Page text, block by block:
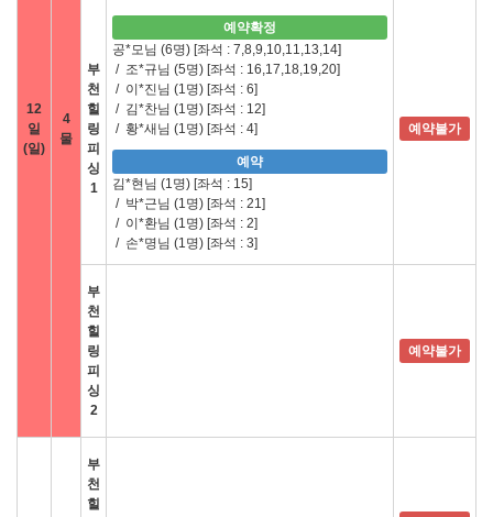
12
일
(일)
4
물
부
천
힐
링
피
싱
1
예약확정
공*모님 (6명) [좌석 : 7,8,9,10,11,13,14]
/ 조*규님 (5명) [좌석 : 16,17,18,19,20]
/ 이*진님 (1명) [좌석 : 6]
/ 김*찬님 (1명) [좌석 : 12]
/ 황*새님 (1명) [좌석 : 4]
예약
김*현님 (1명) [좌석 : 15]
/ 박*근님 (1명) [좌석 : 21]
/ 이*환님 (1명) [좌석 : 2]
/ 손*명님 (1명) [좌석 : 3]
예약불가
부
천
힐
링
피
싱
2
예약불가
부
천
힐